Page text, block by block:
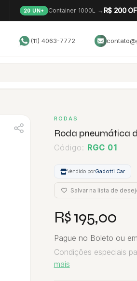
20 UN+ Container 1000L → R$ 200
(11) 4063-7772
RODAS
Roda pneumática
Código: RGC 01
Vendido porGadotti Car
Salvar na lista de
R$ 195,00
Pague no Boleto ou
Condições especiais
mais